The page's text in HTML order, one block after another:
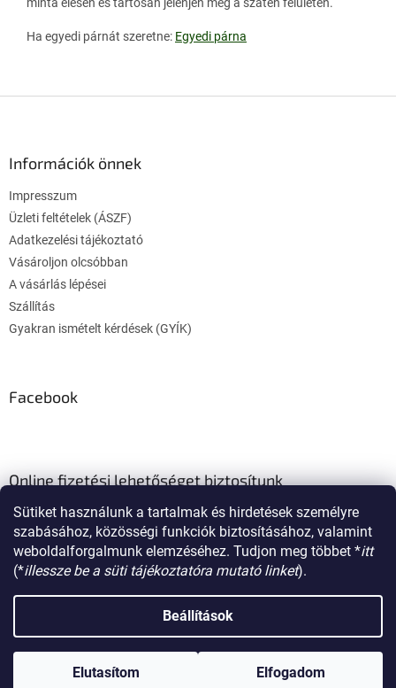
Sütiket használunk a tartalmak és hirdetések személyre
szabásához, közösségi funkciók biztosításához, valamint
weboldalforgalmunk elemzéséhez. Tudjon meg többet *itt
(*illessze be a süti tájékoztatóra mutató linket).
Beállítások
Elutasítom Elfogadom
Ha egyedi párnát szeretne: Egyedi párna
Információk önnek
Impresszum
Üzleti feltételek (ÁSZF)
Adatkezelési tájékoztató
Vásároljon olcsóbban
A vásárlás lépései
Szállítás
Gyakran ismételt kérdések (GYÍK)
Facebook
Online fizetési lehetőséget biztosítunk
. Minden jog fenntartva.